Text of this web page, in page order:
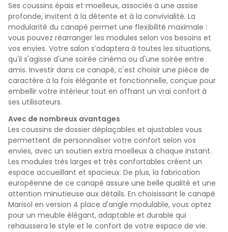
Ses coussins épais et moelleux, associés à une assise
profonde, invitent à la détente et à la convivialité. La
modularité du canapé permet une flexibilité maximale :
vous pouvez réarranger les modules selon vos besoins et
vos envies. Votre salon s’adaptera à toutes les situations,
qu'il s'agisse d'une soirée cinéma ou d'une soirée entre
amis. Investir dans ce canapé, c'est choisir une pièce de
caractère à la fois élégante et fonctionnelle, conçue pour
embellir votre intérieur tout en offrant un vrai confort à
ses utilisateurs.
Avec de nombreux avantages
Les coussins de dossier déplaçables et ajustables vous
permettent de personnaliser votre confort selon vos
envies, avec un soutien extra moelleux à chaque instant.
Les modules très larges et très confortables créent un
espace accueillant et spacieux. De plus, la fabrication
européenne de ce canapé assure une belle qualité et une
attention minutieuse aux détails. En choisissant le canapé
Marisol en version 4 place d'angle modulable, vous optez
pour un meuble élégant, adaptable et durable qui
rehaussera le style et le confort de votre espace de vie.